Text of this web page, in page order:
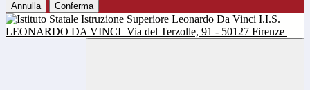
Annulla Conferma
I.I.S.
LEONARDO DA VINCI Via del Terzolle, 91 - 50127 Firenze